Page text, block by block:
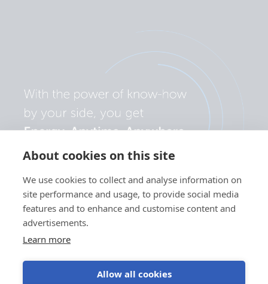
About cookies on this site
We use cookies to collect and analyse information on
site performance and usage, to provide social media
features and to enhance and customise content and
advertisements.
Learn more
Allow all cookies